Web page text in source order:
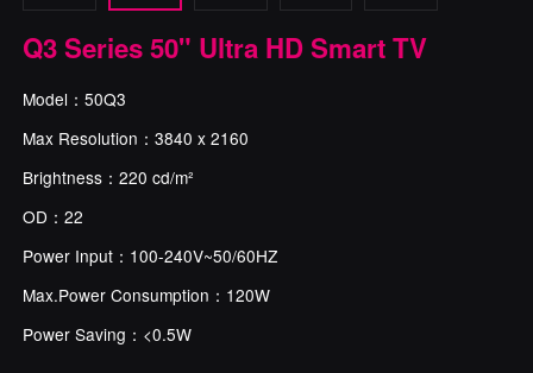
Q3 Series 50" Ultra HD Smart TV
Model：50Q3
Max Resolution：3840 x 2160
Brightness：220 cd/m²
OD：22
Power Input：100-240V~50/60HZ
Max.Power Consumption：120W
Power Saving：<0.5W